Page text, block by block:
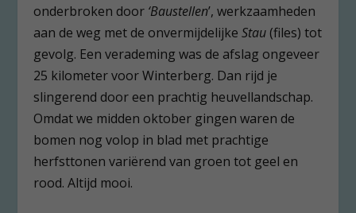
onderbroken door ‘Baustellen’, werkzaamheden
aan de weg met de onvermijdelijkeStau (files) tot
gevolg. Een verademing was de afslag ongeveer
25 kilometer voor Winterberg. Dan rijd je
slingerend door een prachtig heuvellandschap.
Omdat we midden oktober gingen waren de
bomen nog volop in blad met prachtige
herfsttonen variërend van groen tot geel en
rood. Altijd mooi.